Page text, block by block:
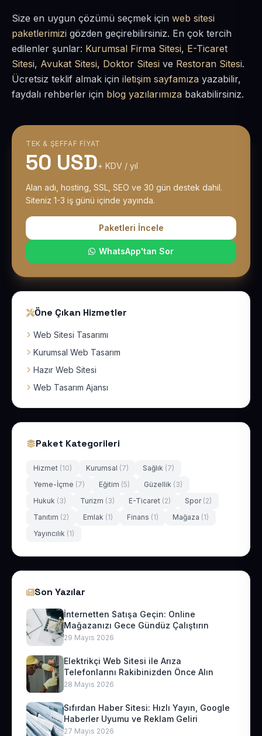
Size en uygun çözümü seçmek için web sitesi
paketlerimizi gözden geçirebilirsiniz. En çok tercih
edilenler şunlar: Kurumsal Firma Sitesi, E-Ticaret
Sitesi, Avukat Sitesi, Doktor Sitesi ve Restoran Sitesi.
Ücretsiz teklif almak için iletişim sayfamıza yazabilir,
faydalı rehberler için blog yazılarımıza bakabilirsiniz.
TEK & ŞEFFAF FIYAT
50 USD+ KDV / yıl
Alan adı, hosting, SSL, SEO ve 30 gün destek dahil.
Siteniz 1-3 iş günü içinde yayında.
Paketleri İncele
WhatsApp'tan Sor
Öne Çıkan Hizmetler
Web Sitesi Tasarımı
Kurumsal Web Tasarım
Hazır Web Sitesi
Web Tasarım Ajansı
Paket Kategorileri
Hizmet (10) Kurumsal (7) Sağlık (7)
Yeme-İçme (7) Eğitim (5) Güzellik (3)
Hukuk (3) Turizm (3) E-Ticaret (2) Spor (2)
Tanıtım (2) Emlak (1) Finans (1) Mağaza (1)
Yayıncılık (1)
Son Yazılar
İnternetten Satışa Geçin: Online
Mağazanızı Gece Gündüz Çalıştırın
29 Mayıs 2026
Elektrikçi Web Sitesi ile Arıza
Telefonlarını Rakibinizden Önce Alın
28 Mayıs 2026
Sıfırdan Haber Sitesi: Hızlı Yayın, Google
Haberler Uyumu ve Reklam Geliri
27 Mayıs 2026